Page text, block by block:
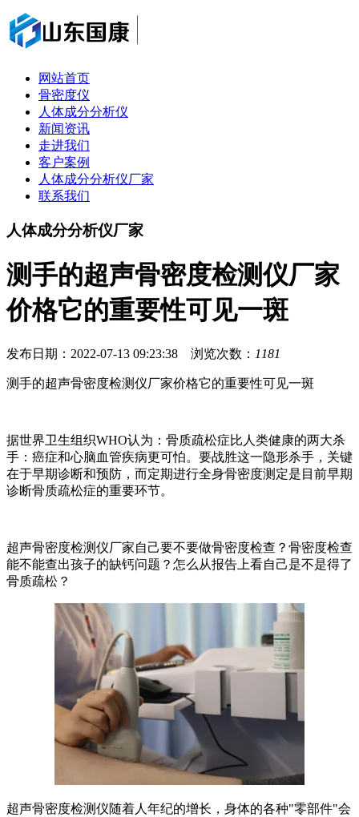
网站首页
骨密度仪
人体成分分析仪
新闻资讯
走进我们
客户案例
人体成分分析仪厂家
联系我们
人体成分分析仪厂家
测手的超声骨密度检测仪厂家
价格它的重要性可见一斑
发布日期：2022-07-13 09:23:38 浏览次数： 1181
测手的超声骨密度检测仪厂家价格它的重要性可见一斑
据世界卫生组织WHO认为：骨质疏松症比人类健康的两大杀
手：癌症和心脑血管疾病更可怕。要战胜这一隐形杀手，关键
在于早期诊断和预防，而定期进行全身骨密度测定是目前早期
诊断骨质疏松症的重要环节。
超声骨密度检测仪厂家自己要不要做骨密度检查？骨密度检查
能不能查出孩子的缺钙问题？怎么从报告上看自己是不是得了
骨质疏松？
超声骨密度检测仪随着人年纪的增长，身体的各种"零部件"会